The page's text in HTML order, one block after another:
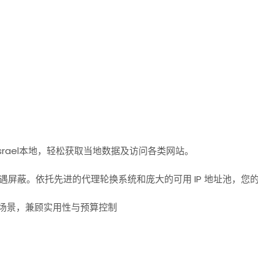
本地，轻松获取当地数据及访问各类网站。
蔽。依托先进的代理轮换系统和庞大的可用 IP 地址池，您
景，兼顾实用性与预算控制